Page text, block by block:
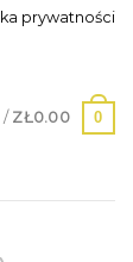
prywatności
/ ZŁ0.00 0